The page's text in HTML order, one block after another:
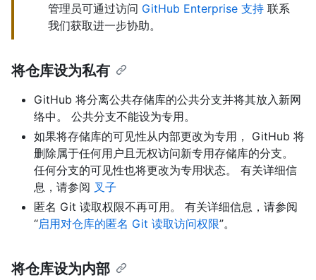
管理员可通过访问 GitHub Enterprise 支持 联系
我们获取进一步协助。
将仓库设为私有
GitHub 将分离公共存储库的公共分支并将其放入新网
络中。 公共分支不能设为专用。
如果将存储库的可见性从内部更改为专用， GitHub 将
删除属于任何用户且无权访问新专用存储库的分支。
任何分支的可见性也将更改为专用状态。 有关详细信
息，请参阅 叉子
匿名 Git 读取权限不再可用。 有关详细信息，请参阅
“启用对仓库的匿名 Git 读取访问权限”。
将仓库设为内部